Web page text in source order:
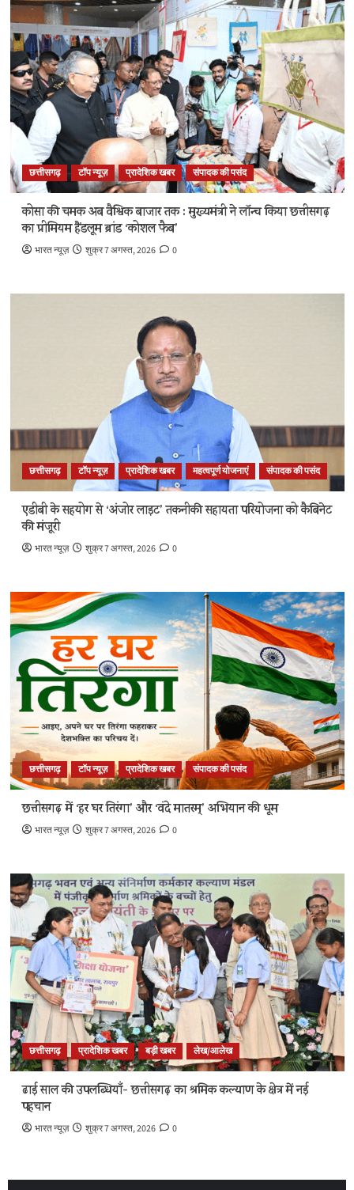
छत्तीसगढ़ टॉप न्यूज़ प्रादेशिक खबर संपादक की पसंद
कोसा की चमक अब वैश्विक बाजार तक : मुख्यमंत्री ने लॉन्च किया छत्तीसगढ़
का प्रीमियम हैंडलूम ब्रांड ‘कोशल फैब’
भारत न्यूज़ शुक्र 7 अगस्त, 2026 0
छत्तीसगढ़ टॉप न्यूज़ प्रादेशिक खबर महत्वपूर्ण योजनाएं संपादक की पसंद
एडीबी के सहयोग से ‘अंजोर लाइट’ तकनीकी सहायता परियोजना को कैबिनेट
की मंजूरी
भारत न्यूज़ शुक्र 7 अगस्त, 2026 0
छत्तीसगढ़ टॉप न्यूज़ प्रादेशिक खबर संपादक की पसंद
छत्तीसगढ़ में ‘हर घर तिरंगा’ और ‘वंदे मातरम्’ अभियान की धूम
भारत न्यूज़ शुक्र 7 अगस्त, 2026 0
छत्तीसगढ़ प्रादेशिक खबर बड़ी खबर लेख/आलेख
ढाई साल की उपलब्धियाँ- छत्तीसगढ़ का श्रमिक कल्याण के क्षेत्र में नई
पहचान
भारत न्यूज़ शुक्र 7 अगस्त, 2026 0